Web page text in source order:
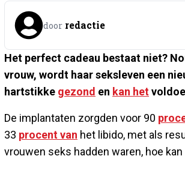
door redactie
Het perfect cadeau bestaat niet?
vrouw, wordt haar seksleven een
hartstikke gezond en kan het
De implantaten zorgden voor 90
33 procent van het libido, met als
vrouwen seks hadden waren, hoe